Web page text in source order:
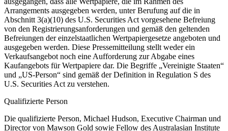
Arrangements ausgegeben werden, unter Berufung auf die in
Abschnitt 3(a)(10) des U.S. Securities Act vorgesehene Befreiung
von den Registrierungsanforderungen und gemäß den geltenden
Befreiungen der einzelstaatlichen Wertpapiergesetze angeboten und
ausgegeben werden. Diese Pressemitteilung stellt weder ein
Verkaufsangebot noch eine Aufforderung zur Abgabe eines
Kaufangebots für Wertpapiere dar. Die Begriffe „Vereinigte Staaten“
und „US-Person“ sind gemäß der Definition in Regulation S des
U.S. Securities Act zu verstehen.
Qualifizierte Person
Die qualifizierte Person, Michael Hudson, Executive Chairman und
Director von Mawson Gold sowie Fellow des Australasian Institute